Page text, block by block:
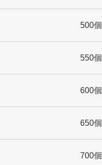
500個
550個
600個
650個
700個